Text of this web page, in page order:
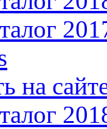
на